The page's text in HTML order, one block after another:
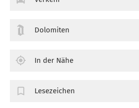
Dolomiten
In der Nähe
Lesezeichen